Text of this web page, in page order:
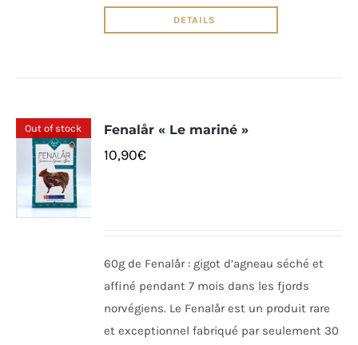
DETAILS
Out of stock Fenalår « Le mariné »
10,90€
60g de Fenalår : gigot d’agneau séché et
affiné pendant 7 mois dans les fjords
norvégiens. Le Fenalår est un produit rare
et exceptionnel fabriqué par seulement 30